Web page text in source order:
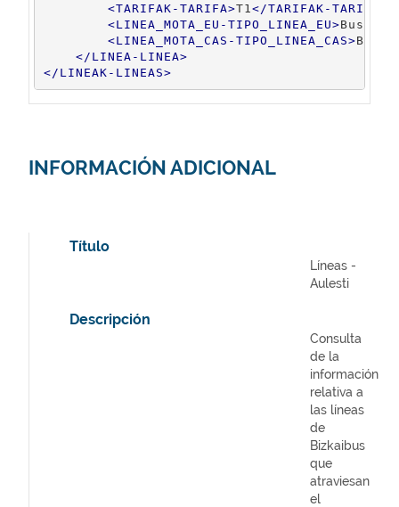
<TARIFAK-TARIFA>T1 </TARIFAK-TARIFA
<LINEA_MOTA_EU-TIPO_LINEA_EU>Busa
<LINEA_MOTA_CAS-TIPO_LINEA_CAS>Bus
</ LINEA-LINEA>
</ LINEAK-LINEAS>
INFORMACIÓN ADICIONAL
Título
Líneas -
Aulesti
Descripción
Consulta
de la
información
relativa a
las líneas
de
Bizkaibus
que
atraviesan
el